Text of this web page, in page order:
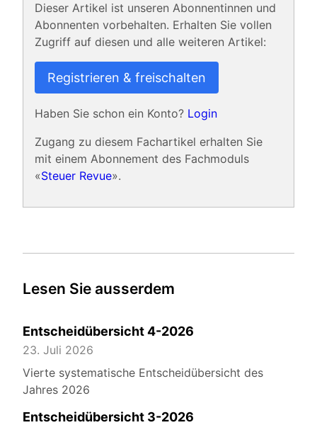
Dieser Artikel ist unseren Abonnentinnen und
Abonnenten vorbehalten. Erhalten Sie vollen
Zugriff auf diesen und alle weiteren Artikel:
Registrieren & freischalten
Haben Sie schon ein Konto? Login
Zugang zu diesem Fachartikel erhalten Sie
mit einem Abonnement des Fachmoduls
«Steuer Revue».
Lesen Sie ausserdem
Entscheidübersicht 4-2026
23. Juli 2026
Vierte systematische Entscheidübersicht des
Jahres 2026
Entscheidübersicht 3-2026